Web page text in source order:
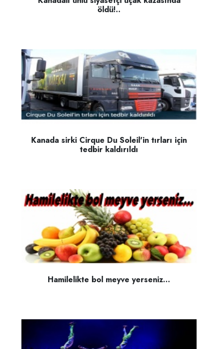
öldü!..
Kanada sirki Cirque Du Soleil'in tırları için
tedbir kaldırıldı
Hamilelikte bol meyve yerseniz...